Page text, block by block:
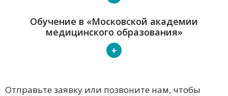
Обучение в «Московской академии
медицинского образования»
+
Отправьте заявку или позвоните нам, чтобы